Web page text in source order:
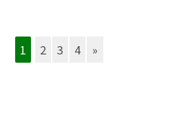
1 2 3 4 »